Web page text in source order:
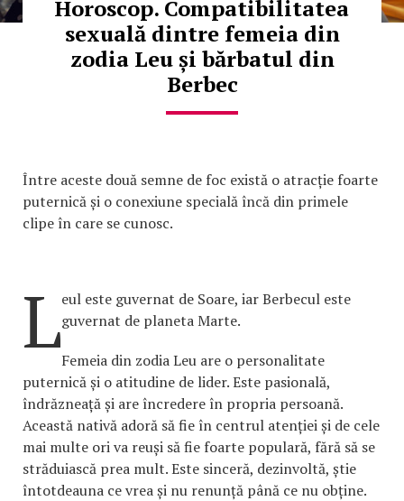
Horoscop. Compatibilitatea
sexuală dintre femeia din
zodia Leu și bărbatul din
Berbec
Între aceste două semne de foc există o atracție foarte
puternică și o conexiune specială încă din primele
clipe în care se cunosc.
Leul este guvernat de Soare, iar Berbecul este
guvernat de planeta Marte.
Femeia din zodia Leu are o personalitate
puternică și o atitudine de lider. Este pasională,
îndrăzneață și are încredere în propria persoană.
Această nativă adoră să fie în centrul atenției și de cele
mai multe ori va reuși să fie foarte populară, fără să se
străduiască prea mult. Este sinceră, dezinvoltă, știe
întotdeauna ce vrea și nu renunță până ce nu obține.